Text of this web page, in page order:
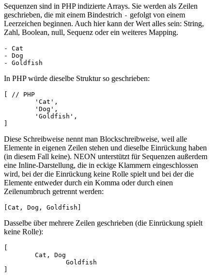
Sequenzen sind in PHP indizierte Arrays. Sie werden als Zeilen
geschrieben, die mit einem Bindestrich - gefolgt von einem
Leerzeichen beginnen. Auch hier kann der Wert alles sein: String,
Zahl, Boolean, null, Sequenz oder ein weiteres Mapping.
- Cat
- Dog
In PHP würde dieselbe Struktur so geschrieben:
[ // PHP
Diese Schreibweise nennt man Blockschreibweise, weil alle
Elemente in eigenen Zeilen stehen und dieselbe Einrückung haben
(in diesem Fall keine). NEON unterstützt für Sequenzen außerdem
eine Inline-Darstellung, die in eckige Klammern eingeschlossen
wird, bei der die Einrückung keine Rolle spielt und bei der die
Elemente entweder durch ein Komma oder durch einen
Zeilenumbruch getrennt werden:
Dasselbe über mehrere Zeilen geschrieben (die Einrückung spielt
keine Rolle):